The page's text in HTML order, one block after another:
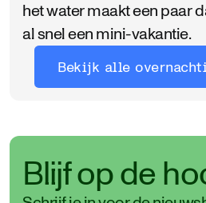
het water maakt een paar
al snel een mini-vakantie.
Bekijk alle
Blijf op de